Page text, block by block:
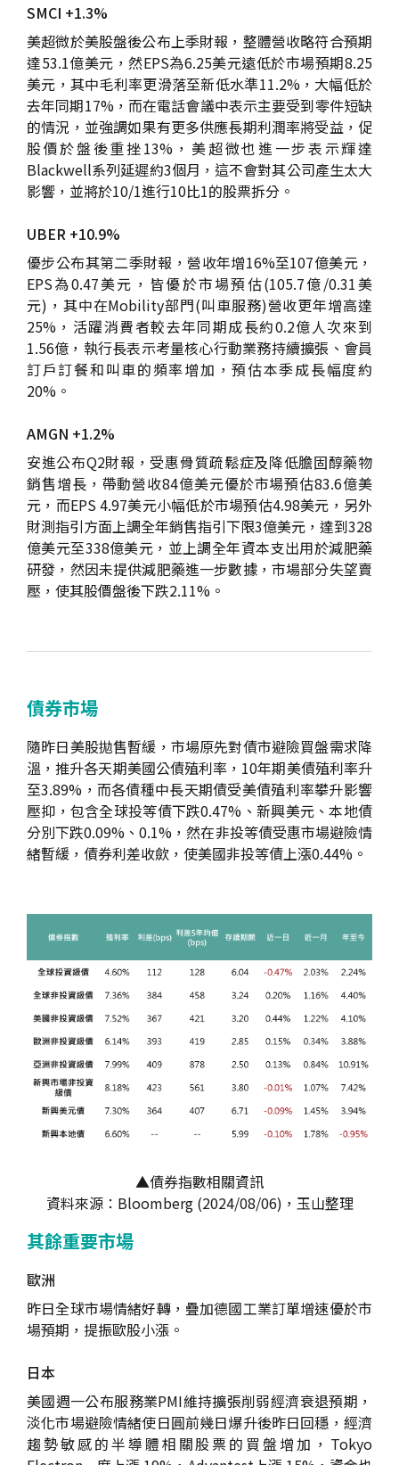
SMCI +1.3%
美超微於美股盤後公布上季財報，整體營收略符合預期
達53.1億美元，然EPS為6.25美元遠低於市場預期8.25
美元，其中毛利率更滑落至新低水準11.2%，大幅低於
去年同期17%，而在電話會議中表示主要受到零件短缺
的情況，並強調如果有更多供應長期利潤率將受益，促
股價於盤後重挫13%，美超微也進一步表示輝達
Blackwell系列延遲約3個月，這不會對其公司產生太大
影響，並將於10/1進行10比1的股票拆分。
UBER +10.9%
優步公布其第二季財報，營收年增16%至107億美元，
EPS為0.47美元，皆優於市場預估(105.7億/0.31美
元)，其中在Mobility部門(叫車服務)營收更年增高達
25%，活躍消費者較去年同期成長約0.2億人次來到
1.56億，執行長表示考量核心行動業務持續擴張、會員
訂戶訂餐和叫車的頻率增加，預估本季成長幅度約
20%。
AMGN +1.2%
安進公布Q2財報，受惠骨質疏鬆症及降低膽固醇藥物
銷售增長，帶動營收84億美元優於市場預估83.6億美
元，而EPS 4.97美元小幅低於市場預估4.98美元，另外
財測指引方面上調全年銷售指引下限3億美元，達到328
億美元至338億美元，並上調全年資本支出用於減肥藥
研發，然因未提供減肥藥進一步數據，市場部分失望賣
壓，使其股價盤後下跌2.11%。
債券市場
隨昨日美股拋售暫緩，市場原先對債市避險買盤需求降
溫，推升各天期美國公債殖利率，10年期美債殖利率升
至3.89%，而各債種中長天期債受美債殖利率攀升影響
壓抑，包含全球投等債下跌0.47%、新興美元、本地債
分別下跌0.09%、0.1%，然在非投等債受惠市場避險情
緒暫緩，債券利差收歛，使美國非投等債上漲0.44%。
▲債券指數相關資訊
資料來源：Bloomberg (2024/08/06)，玉山整理
其餘重要市場
歐洲
昨日全球市場情緒好轉，疊加德國工業訂單增速優於市
場預期，提振歐股小漲。
日本
美國週一公布服務業PMI維持擴張削弱經濟衰退預期，
淡化市場避險情緒使日圓前幾日爆升後昨日回穩，經濟
趨勢敏感的半導體相關股票的買盤增加，Tokyo